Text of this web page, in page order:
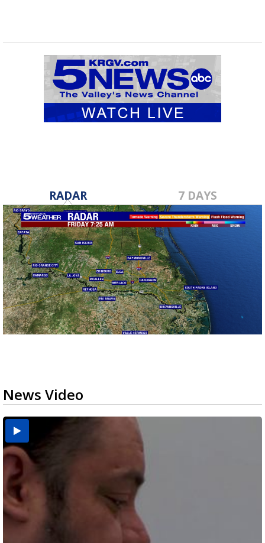
RADAR 7 DAYS
News Video